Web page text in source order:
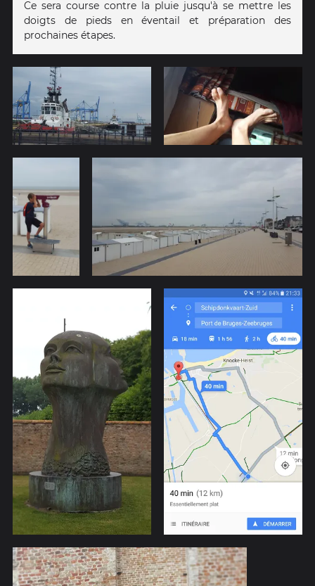
Ce sera course contre la pluie jusqu'à se mettre les
doigts de pieds en éventail et préparation des
prochaines étapes.